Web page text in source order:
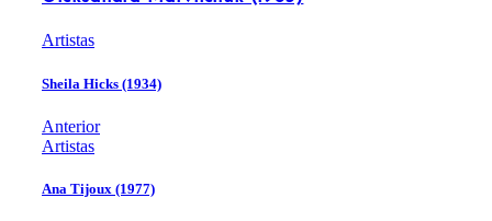
Artistas
Sheila Hicks (1934)
Anterior
Artistas
Ana Tijoux (1977)